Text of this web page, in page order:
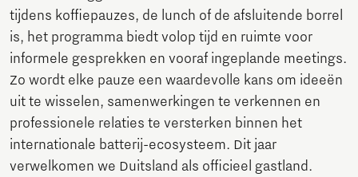
tijdens koffiepauzes, de lunch of de afsluitende borrel
is, het programma biedt volop tijd en ruimte voor
informele gesprekken en vooraf ingeplande meetings.
Zo wordt elke pauze een waardevolle kans om ideeën
uit te wisselen, samenwerkingen te verkennen en
professionele relaties te versterken binnen het
internationale batterij-ecosysteem. Dit jaar
verwelkomen we Duitsland als officieel gastland.